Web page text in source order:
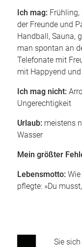
Ich mag:
der Freunde und
Handball, Sauna,
man spontan an
Telefonate mit
mit Happyend
Ich mag nicht:
Ungerechtigkeit
Urlaub: meistens
Wasser
Mein größter
Lebensmotto:
pflegte: »Du
Sie